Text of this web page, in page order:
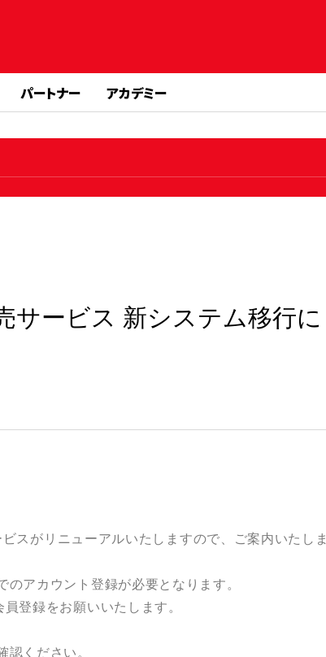
パートナー アカデミー
サービス 新システム移行に
スがリニューアルいたしますので、ご案内いたしま
アカウント登録が必要となります。
登録をお願いいたします。
ください。